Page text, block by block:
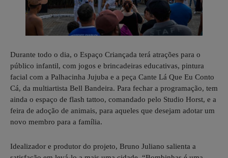
Durante todo o dia, o Espaço Criançada terá atrações para o
público infantil, com jogos e brincadeiras educativas, pintura
facial com a Palhacinha Jujuba e a peça Cante Lá Que Eu Conto
Cá, da multiartista Bell Bandeira. Para fechar a programação, tem
ainda o espaço de flash tattoo, comandado pelo Studio Horst, e a
feira de adoção de animais, para aqueles que desejam adotar um
novo membro para a família.
Idealizador e produtor do projeto, Bruno Juliano salienta a